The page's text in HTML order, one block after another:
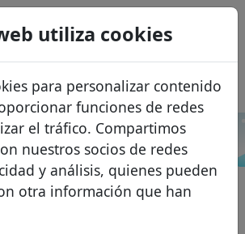
utiliza cookies
para personalizar contenido
funciones de redes
el tráfico. Compartimos
nuestros socios de redes
y análisis, quienes pueden
otra información que han
de dominios
.direct Buscar